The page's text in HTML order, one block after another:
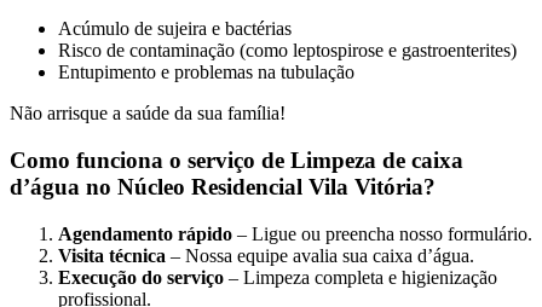
Acúmulo de sujeira e bactérias
Risco de contaminação (como leptospirose e gastroenterites)
Entupimento e problemas na tubulação
Não arrisque a saúde da sua família!
Como funciona o serviço de Limpeza de caixa
d’água no Núcleo Residencial Vila Vitória?
Agendamento rápido – Ligue ou preencha nosso formulário.
Visita técnica – Nossa equipe avalia sua caixa d’água.
Execução do serviço – Limpeza completa e higienização
profissional.